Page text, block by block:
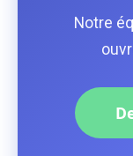
Notre